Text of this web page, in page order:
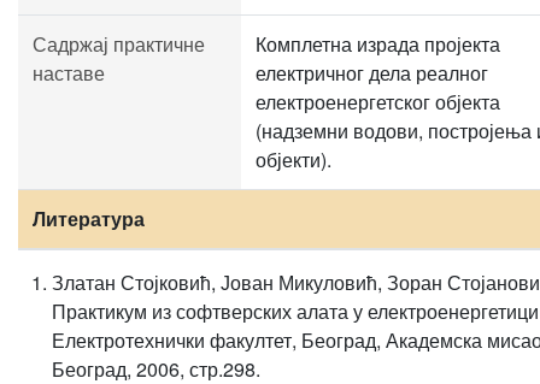
Садржај практичне
наставе
Комплетна израда пројекта
електричног дела реалног
електроенергетског објекта
(надземни водови, постројења
објекти).
Литература
Златан Стојковић, Јован Микуловић, Зоран
Практикум из софтверских алата у
Електротехнички факултет, Београд, Академска
Београд, 2006, стр.298.